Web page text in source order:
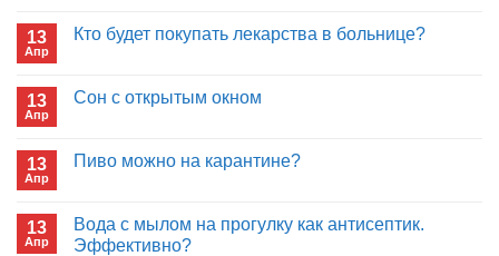
Почему
13
Апр
Кто будет покупать лекарства в больнице?
Кто
в
13
Апр
Сон с открытым окном
Сон
13
Апр
Пиво можно на карантине?
Пиво
можно
13
Апр
Вода с мылом на прогулку как антисептик.
Эффективно?